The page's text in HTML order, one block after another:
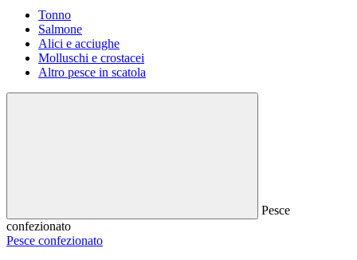
Tonno
Salmone
Alici e acciughe
Molluschi e crostacei
Altro pesce in scatola
Pesce
confezionato
Pesce confezionato